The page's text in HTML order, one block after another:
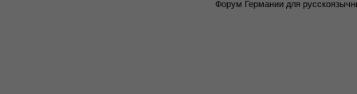
Форум Германии для